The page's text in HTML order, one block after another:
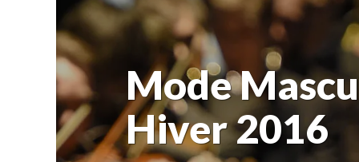
Mode
Hiver 2016